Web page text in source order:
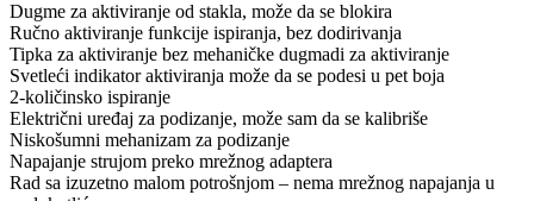
Dugme za aktiviranje od stakla, može da se blokira
Ručno aktiviranje funkcije ispiranja, bez dodirivanja
Tipka za aktiviranje bez mehaničke dugmadi za aktiviranje
Svetleći indikator aktiviranja može da se podesi u pet boja
2-količinsko ispiranje
Električni uređaj za podizanje, može sam da se kalibriše
Niskošumni mehanizam za podizanje
Napajanje strujom preko mrežnog adaptera
Rad sa izuzetno malom potrošnjom – nema mrežnog napajanja u